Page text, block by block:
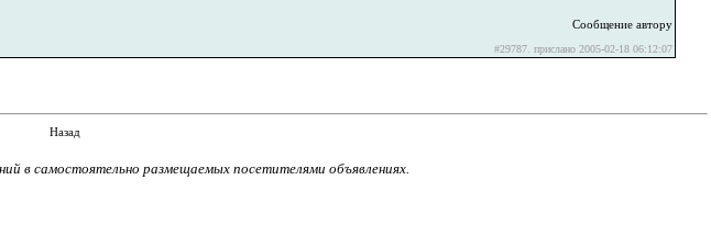
Сообщение автору
#29787. прислано 2005-02-18 06:12:07
Назад
в самостоятельно размещаемых посетителями объявлениях.